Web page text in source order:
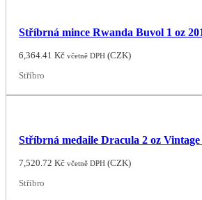
Stříbrná mince Rwanda Buvol 1 oz
6,364.41Kč včetně DPH (CZK)
Stříbro
Stříbrná medaile Dracula 2 oz
7,520.72Kč včetně DPH (CZK)
Stříbro